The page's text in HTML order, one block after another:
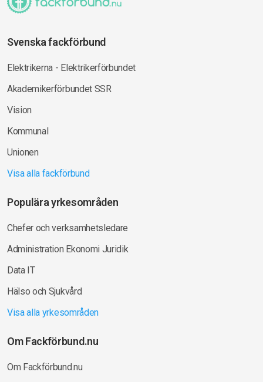
Svenska fackförbund
Elektrikerna - Elektrikerförbundet
Akademikerförbundet SSR
Vision
Kommunal
Unionen
Visa alla fackförbund
Populära yrkesområden
Chefer och verksamhetsledare
Administration Ekonomi Juridik
Data IT
Hälso och Sjukvård
Visa alla yrkesområden
Om Fackförbund.nu
Om Fackförbund.nu